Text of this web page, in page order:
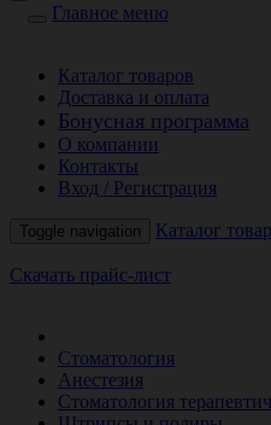
Главное меню
Каталог товаров
Доставка и оплата
Бонусная программа
О компании
Контакты
Вход / Регистрация
Toggle navigation Каталог
Скачать прайс-лист
Стоматология
Анестезия
Стоматология